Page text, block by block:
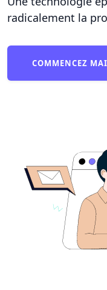
radicalement la
COMMENCEZ